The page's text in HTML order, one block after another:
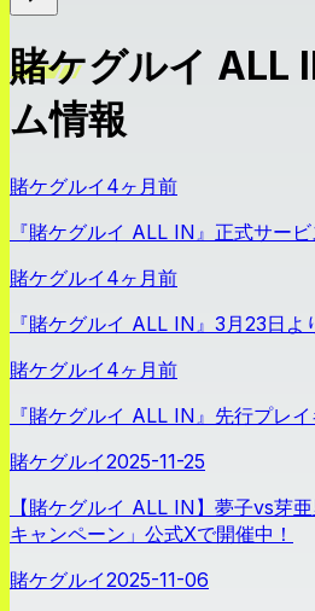
賭ケグルイ ALL
ム情報
賭ケグルイ 4ヶ月前
『賭ケグルイ ALL IN』正式サービ
賭ケグルイ 4ヶ月前
『賭ケグルイ ALL IN』3月23日よ
賭ケグルイ 4ヶ月前
『賭ケグルイ ALL IN』先行プレ
賭ケグルイ2025-11-25
【賭ケグルイ ALL IN】夢子vs芽
キャンペーン」公式Xで開催中！
賭ケグルイ2025-11-06